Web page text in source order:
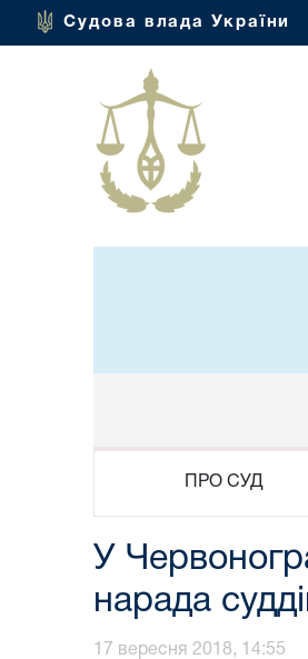
Судова влада України
ПРО СУД
У
нарада
17 вересня 2018, 14:55